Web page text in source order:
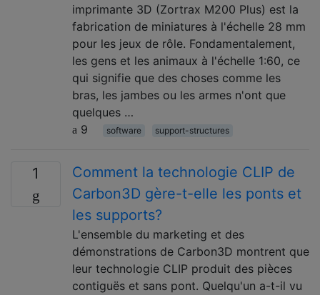
imprimante 3D (Zortrax M200 Plus) est la
fabrication de miniatures à l'échelle 28 mm
pour les jeux de rôle. Fondamentalement,
les gens et les animaux à l'échelle 1:60, ce
qui signifie que des choses comme les
bras, les jambes ou les armes n'ont que
quelques …
9
software support-structures
1
Comment la technologie CLIP de
Carbon3D gère-t-elle les ponts et
les supports?
L'ensemble du marketing et des
démonstrations de Carbon3D montrent que
leur technologie CLIP produit des pièces
contiguës et sans pont. Quelqu'un a-t-il vu